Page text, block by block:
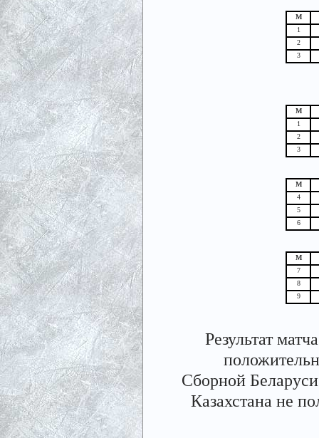
М
1
2
3
М
1
2
3
М
4
5
6
М
7
8
9
Результат
Сборной
Казахстана не